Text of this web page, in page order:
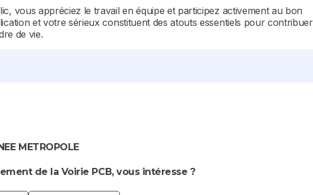
vous appréciez le travail en équipe et participez activement au bon
et votre sérieux constituent des atouts essentiels pour
de vie.
METROPOLE
de la Voirie PCB, vous intéresse ?